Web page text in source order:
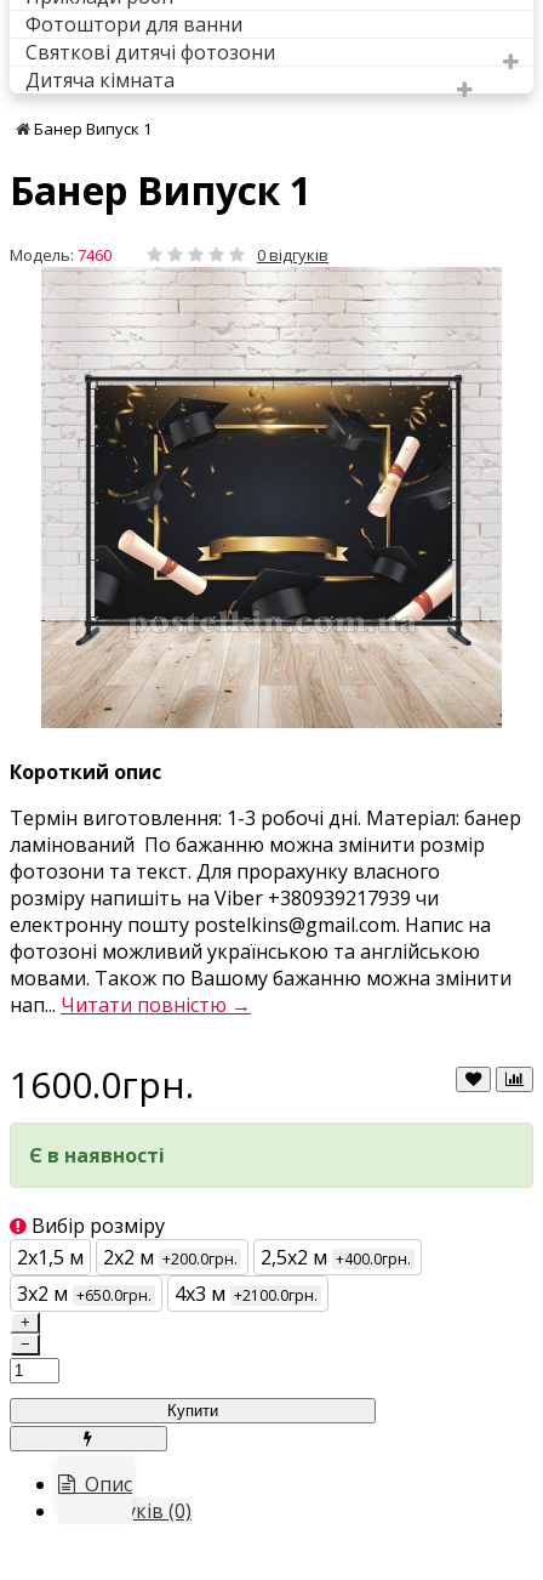
Фотоштори для ванни
Святкові дитячі фотозони
Дитяча кімната
Банер Випуск 1
Банер Випуск 1
Модель: 7460 0 відгуків
Короткий опис
Термін виготовлення: 1-3 робочі дні. Матеріал: банер
ламінований По бажанню можна змінити розмір
фотозони та текст. Для прорахунку власного
розміру напишіть на Viber +380939217939 чи
електронну пошту postelkins@gmail.com. Напис на
фотозоні можливий українською та англійською
мовами. Також по Вашому бажанню можна змінити
нап... Читати повністю →
1600.0грн.
Є в наявності
Вибір розміру
2х1,5 м
2х2 м +200.0грн. 2,5х2 м +400.0грн.
3х2 м +650.0грн. 4х3 м +2100.0грн.
+
−
Купити
Опис
Відгуків (0)